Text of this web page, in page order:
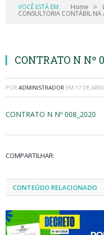
VOCÊ ESTÁ EM: Home »
CONSULTORIA CONTÁBIL NA
CONTRATO N Nº
POR ADMINISTRADOR EM 17 DE
CONTRATO N Nº 008_2020
COMPARTILHAR:
CONTEÚDO RELACIONADO